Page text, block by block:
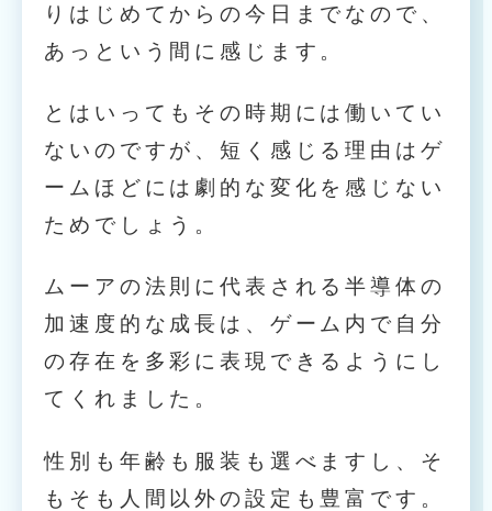
りはじめてからの今日までなので、
あっという間に感じます。
とはいってもその時期には働いてい
ないのですが、短く感じる理由はゲ
ームほどには劇的な変化を感じない
ためでしょう。
ムーアの法則に代表される半導体の
加速度的な成長は、ゲーム内で自分
の存在を多彩に表現できるようにし
てくれました。
性別も年齢も服装も選べますし、そ
もそも人間以外の設定も豊富です。